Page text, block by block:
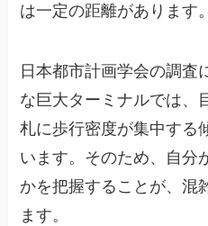
は一定の距離があります。
日本都市計画学会の調査
な巨大ターミナルでは、
札に歩行密度が集中する
います。そのため、自分
かを把握することが、混
ます。